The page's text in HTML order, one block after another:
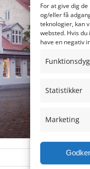
For at give dig
og/eller få
teknologier, kan
websted. Hvis
have en negativ
Statistikker
Marketing